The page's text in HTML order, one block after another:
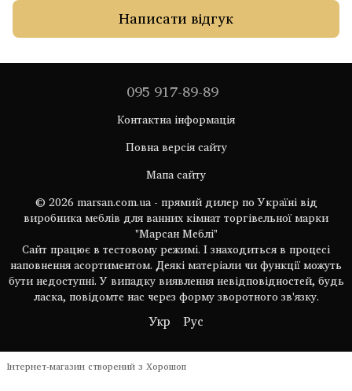
Написати відгук
095 917-89-89
Контактна інформація
Повна версія сайту
Мапа сайту
© 2026 marsan.com.ua - прямий дилер по Україні від
виробника меблів для ванних кімнат торгівельної марки
"Марсан Меблі"
Сайт працює в тестовому режимі. І знаходиться в процесі
наповнення асортиментом. Деякі матеріали чи функції можуть
бути недоступні. У випадку виявлення невідповідностей, будь
ласка, повідомте нас через форму зворотного зв'язку.
Укр Рус
Інтернет-магазин створений з Хорошоп